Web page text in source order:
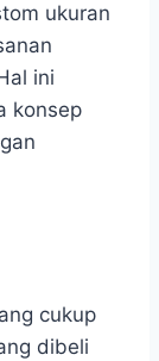
ukuran
ini
konsep
cukup
dibeli